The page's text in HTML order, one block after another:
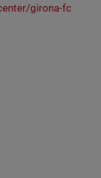
girona-fc